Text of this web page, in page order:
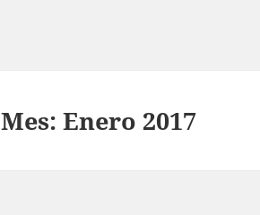
Mes:Enero 2017